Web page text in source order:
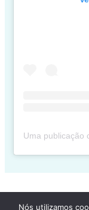
Nós utilizamos